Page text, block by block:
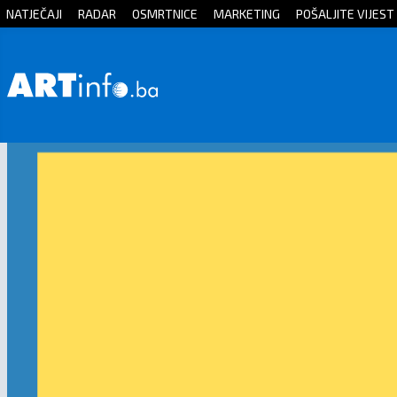
Početna
NATJEČAJI RADAR OSMRTNICE MARKETING POŠALJITE VIJEST